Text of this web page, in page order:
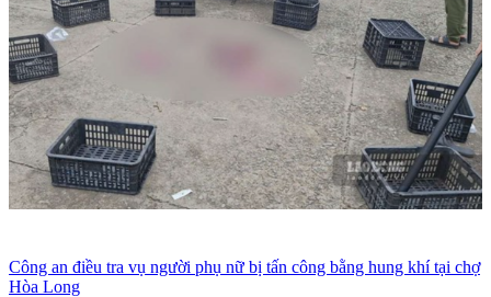
Công an điều tra vụ người phụ nữ bị tấn công bằng hung khí tại chợ
Hòa Long